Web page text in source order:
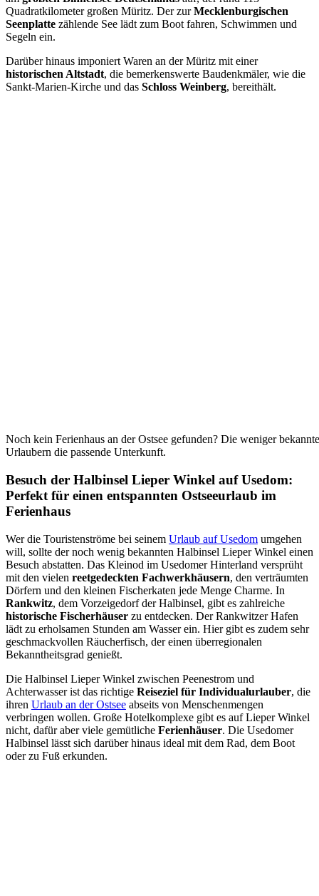
Quadratkilometer großen Müritz. Der zurMecklenburgischen
Seenplatte zählende See lädt zum Boot fahren, Schwimmen und
Segeln ein.
Darüber hinaus imponiert Waren an der Müritz mit einer
historischen Altstadt, die bemerkenswerte Baudenkmäler, wie die
Sankt-Marien-Kirche und das Schloss Weinberg, bereithält.
Noch kein Ferienhaus an der Ostsee gefunden? Die weniger
Urlaubern die passende Unterkunft.
Besuch der Halbinsel Lieper Winkel auf Usedom:
Perfekt für einen entspannten Ostseeurlaub im
Ferienhaus
Wer die Touristenströme bei seinem Urlaub auf Usedom umgehen
will, sollte der noch wenig bekannten Halbinsel Lieper Winkel einen
Besuch abstatten. Das Kleinod im Usedomer Hinterland versprüht
mit den vielen reetgedeckten Fachwerkhäusern, den verträumten
Dörfern und den kleinen Fischerkaten jede Menge Charme. In
Rankwitz, dem Vorzeigedorf der Halbinsel, gibt es zahlreiche
historische Fischerhäuser zu entdecken. Der Rankwitzer Hafen
lädt zu erholsamen Stunden am Wasser ein. Hier gibt es zudem sehr
geschmackvollen Räucherfisch, der einen überregionalen
Bekanntheitsgrad genießt.
Die Halbinsel Lieper Winkel zwischen Peenestrom und
Achterwasser ist das richtige Reiseziel für Individualurlauber, die
ihren Urlaub an der Ostsee abseits von Menschenmengen
verbringen wollen. Große Hotelkomplexe gibt es auf Lieper Winkel
nicht, dafür aber viele gemütliche Ferienhäuser. Die Usedomer
Halbinsel lässt sich darüber hinaus ideal mit dem Rad, dem Boot
oder zu Fuß erkunden.